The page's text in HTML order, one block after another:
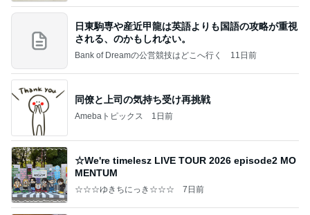
日東駒専や産近甲龍は英語よりも国語の攻略が重視
される、のかもしれない。
Bank of Dreamの公営競技はどこへ行く 11日前
同僚と上司の気持ち受け再挑戦
Amebaトピックス 1日前
☆We're timelesz LIVE TOUR 2026 episode2 MO
MENTUM
☆☆☆ゆきちにっき☆☆☆ 7日前